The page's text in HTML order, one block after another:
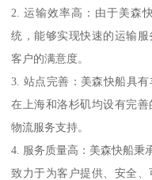
2. 运输效率高：由于美森
统，能够实现快速的运输
客户的满意度。
3. 站点完善：美森快船具
在上海和洛杉矶均设有完
物流服务支持。
4. 服务质量高：美森快船秉
致力于为客户提供、安全